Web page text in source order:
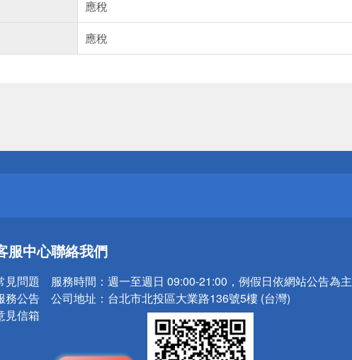
應稅
應稅
小心！
小心！
服中心
見問題
務公告
見信箱
聯絡我們
服務時間： 週一至週日 09:00-21:00，例假日依網站公告為主
公司地址： 台北市北投區大業路136號5樓 (台灣)